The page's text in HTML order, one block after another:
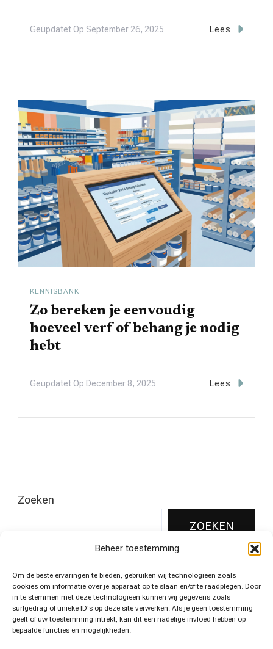
Beheer toestemming
Om de beste ervaringen te bieden, gebruiken wij technologieën zoals
cookies om informatie over je apparaat op te slaan en/of te raadplegen. Door
in te stemmen met deze technologieën kunnen wij gegevens zoals
surfgedrag of unieke ID's op deze site verwerken. Als je geen toestemming
geeft of uw toestemming intrekt, kan dit een nadelige invloed hebben op
bepaalde functies en mogelijkheden.
Geüpdatet Op September 26, 2025 Lees
KENNISBANK
Zo bereken je eenvoudig
hoeveel verf of behang je nodig
hebt
Geüpdatet Op December 8, 2025 Lees
Zoeken
ZOEKEN
Leukste pins voor jouw huis!